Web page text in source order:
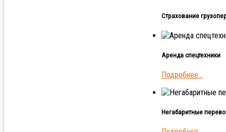
Страхование
Аренда спецтехники
Подробнее...
Негабаритные